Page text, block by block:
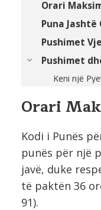
Orari
Puna
Pushimet
Pushimet
Keni një
Orari
Kodi i Punës
punës për një
javë, duke
të paktën 36
91).